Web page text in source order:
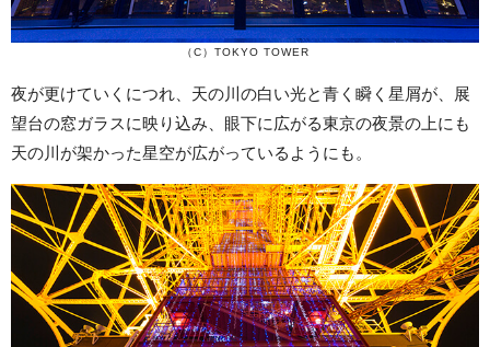
（C） TOKYO TOWER
夜が更けていくにつれ、天の川の白い光と青く瞬く星屑が、展
望台の窓ガラスに映り込み、眼下に広がる東京の夜景の上にも
天の川が架かった星空が広がっているようにも。